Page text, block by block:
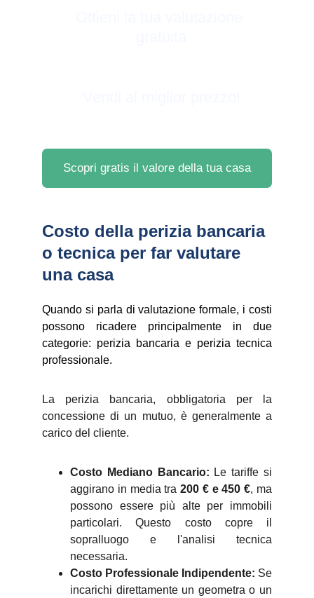
Scopri gratis il valore della tua casa
Costo della perizia bancaria
o tecnica per far valutare
una casa
Quando si parla di valutazione formale, i costi
possono ricadere principalmente in due
categorie: perizia bancaria e perizia tecnica
professionale.
La perizia bancaria, obbligatoria per la
concessione di un mutuo, è generalmente a
carico del cliente.
Costo Mediano Bancario: Le tariffe si
aggirano in media tra200 € e 450 €, ma
possono essere più alte per immobili
particolari. Questo costo copre il
sopralluogo e l'analisi tecnica
necessaria.
Costo Professionale Indipendente: Se
incarichi direttamente un geometra o un